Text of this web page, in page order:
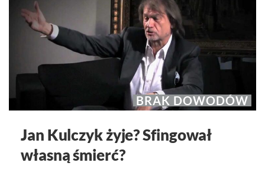
BRAK DOWODÓW
Jan Kulczyk żyje? Sfingował
własną śmierć?